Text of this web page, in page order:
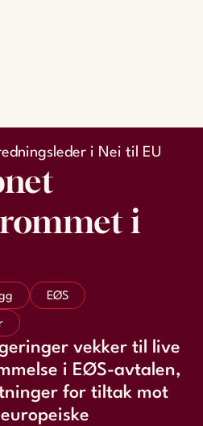
i Nei til EU
i
EØS
vekker til live
i EØS-avtalen,
for tiltak mot